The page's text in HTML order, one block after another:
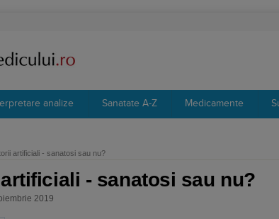
analize Sanatate A-Z Medicamente
artificiali - sanatosi sau nu?
- sanatosi sau nu?
2019